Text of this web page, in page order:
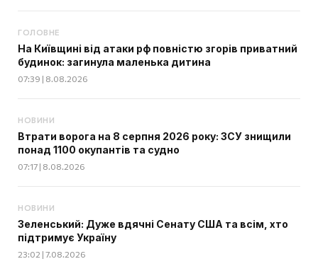
ГОЛОВНЕ
На Київщині від атаки рф повністю згорів приватний
будинок: загинула маленька дитина
07:39 | 8.08.2026
НОВИНИ
Втрати ворога на 8 серпня 2026 року: ЗСУ знищили
понад 1100 окупантів та судно
07:17 | 8.08.2026
НОВИНИ
Зеленський: Дуже вдячні Сенату США та всім, хто
підтримує Україну
23:02 | 7.08.2026